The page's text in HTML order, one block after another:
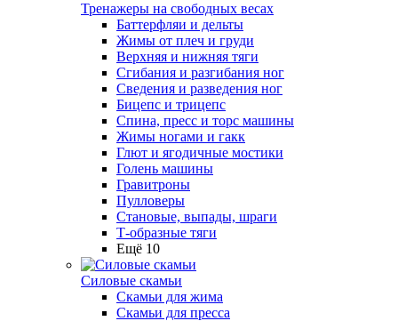
Тренажеры на свободных весах
Баттерфляи и дельты
Жимы от плеч и груди
Верхняя и нижняя тяги
Сгибания и разгибания ног
Сведения и разведения ног
Бицепс и трицепс
Спина, пресс и торс машины
Жимы ногами и гакк
Глют и ягодичные мостики
Голень машины
Гравитроны
Пулловеры
Становые, выпады, шраги
Т-образные тяги
Ещё 10
Силовые скамьи
Скамьи для жима
Скамьи для пресса